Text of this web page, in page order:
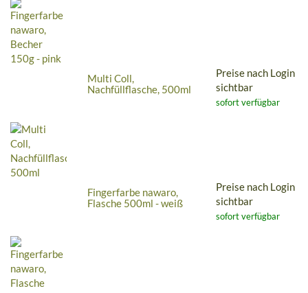
Multi Coll,
Nachfüllflasche, 500ml
Preise nach Login
sichtbar
sofort verfügbar
Fingerfarbe nawaro,
Flasche 500ml - weiß
Preise nach Login
sichtbar
sofort verfügbar